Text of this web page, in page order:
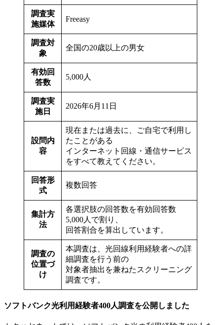
調査実
施媒体
Freeasy
調査対
象
全国の20歳以上の男女
有効回
答数
5,000人
調査実
施日
2026年6月11日
設問内
容
現在または過去に、ご自宅で利用し
たことがある
インターネット回線・通信サービス
をすべて教えてください。
回答形
式
複数回答
集計方
法
各選択肢の回答数を有効回答数
5,000人で割り、
回答割合を算出しています。
調査の
位置づ
け
本調査は、光回線利用経験者への詳
細調査を行う前の
対象者抽出を兼ねたスクリーニング
調査です。
ソフトバンク光利用経験者400人調査を公開しました